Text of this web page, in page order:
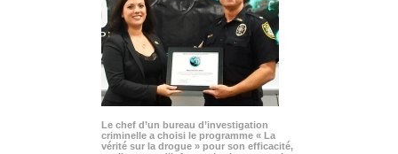
Le chef d’un bureau d’investigation
criminelle a choisi le programme « La
vérité sur la drogue » pour son efficacité,